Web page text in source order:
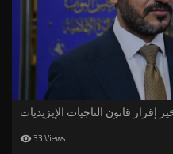
قانون الناجيات الإيزيديات
33 Views